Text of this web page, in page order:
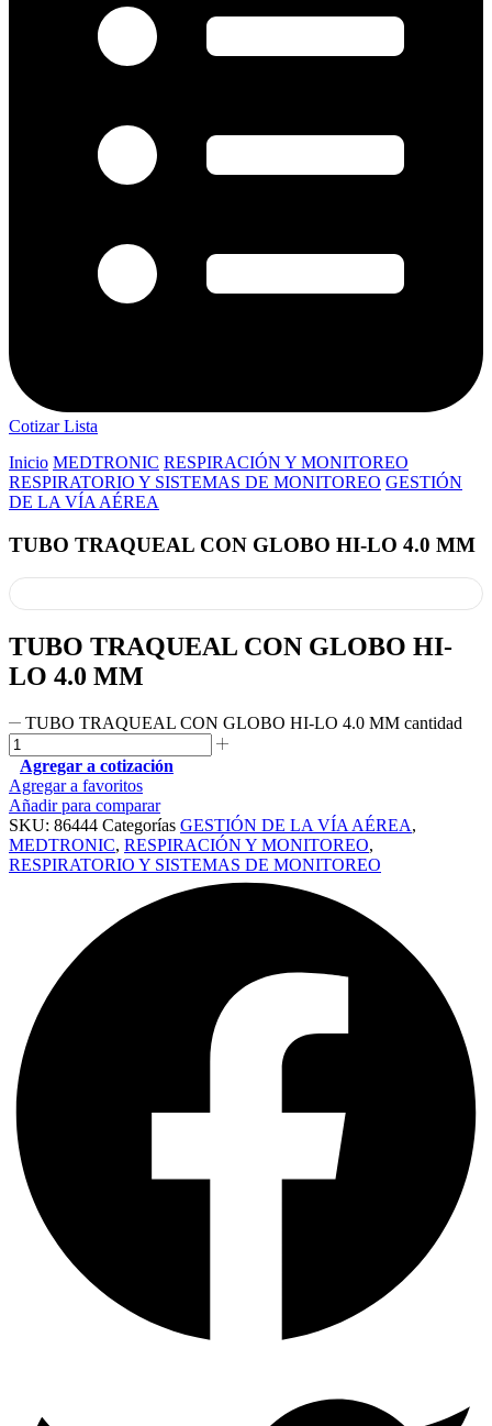
Cotizar Lista
Inicio MEDTRONIC RESPIRACIÓN Y MONITOREO
RESPIRATORIO Y SISTEMAS DE MONITOREO GESTIÓN
DE LA VÍA AÉREA
TUBO TRAQUEAL CON GLOBO HI-LO 4.0 MM
TUBO TRAQUEAL CON GLOBO HI-
LO 4.0 MM
TUBO TRAQUEAL CON GLOBO HI-LO 4.0 MM cantidad
Agregar a cotización
Agregar a favoritos
Añadir para comparar
SKU: 86444 Categorías GESTIÓN DE LA VÍA AÉREA,
MEDTRONIC, RESPIRACIÓN Y MONITOREO,
RESPIRATORIO Y SISTEMAS DE MONITOREO